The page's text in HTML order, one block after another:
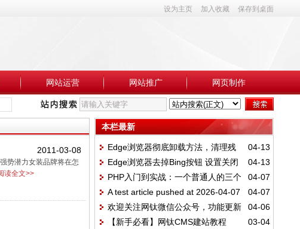
设为主页 加入收藏 保存到桌面
网站运营 网站推广 网页制作
2011-03-08
势潜力女装品牌将在怎
读全文>>
本栏最新
04-13
Edge浏览器彻底卸载方法，清理残
留图标
04-13
Edge浏览器去掉Bing按钮 设置关闭
方法
04-07
PHP入门到实战：一个普通人的三个
月转行血泪史
04-07
A test article pushed at 2026-04-07
14:15:31
04-06
欢迎关注网钛微信公众号，功能更新
(04.06)
03-04
【新手必看】网钛CMS建站教程